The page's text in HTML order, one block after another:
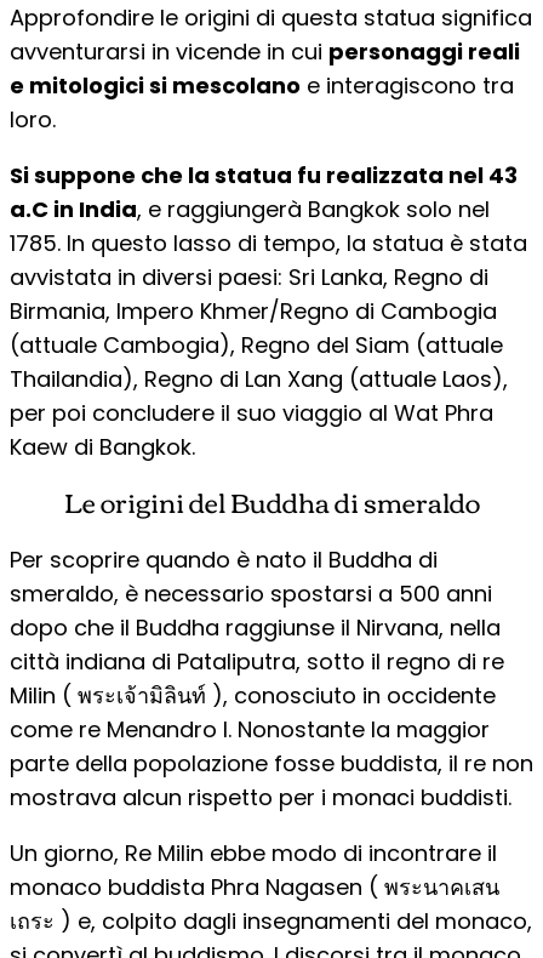
Approfondire le origini di questa statua significa
avventurarsi in vicende in cui personaggi reali
e mitologici si mescolano e interagiscono tra
loro.
Si suppone che la statua fu realizzata nel 43
a.C in India, e raggiungerà Bangkok solo nel
1785. In questo lasso di tempo, la statua è stata
avvistata in diversi paesi: Sri Lanka, Regno di
Birmania, Impero Khmer/Regno di Cambogia
(attuale Cambogia), Regno del Siam (attuale
Thailandia), Regno di Lan Xang (attuale Laos),
per poi concludere il suo viaggio al Wat Phra
Kaew di Bangkok.
Le origini del Buddha di smeraldo
Per scoprire quando è nato il Buddha di
smeraldo, è necessario spostarsi a 500 anni
dopo che il Buddha raggiunse il Nirvana, nella
città indiana di Pataliputra, sotto il regno di re
Milin ( พระเจ้ามิลินท์ ), conosciuto in occidente
come re Menandro I. Nonostante la maggior
parte della popolazione fosse buddista, il re non
mostrava alcun rispetto per i monaci buddisti.
Un giorno, Re Milin ebbe modo di incontrare il
monaco buddista Phra Nagasen ( พระนาคเสน
เถระ ) e, colpito dagli insegnamenti del monaco,